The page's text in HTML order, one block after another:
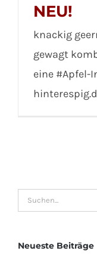
NEU!
knackig
gewagt
eine #Apfel-
Suche
Neueste Beiträge